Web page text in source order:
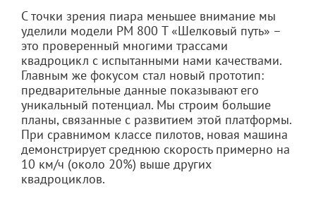
С точки зрения пиара меньшее внимание мы
уделили модели РМ 800 T «Шелковый путь» –
это проверенный многими трассами
квадроцикл с испытанными нами качествами.
Главным же фокусом стал новый прототип:
предварительные данные показывают его
уникальный потенциал. Мы строим большие
планы, связанные с развитием этой платформы.
При сравнимом классе пилотов, новая машина
демонстрирует среднюю скорость примерно на
10 км/ч (около 20%) выше других
квадроциклов.